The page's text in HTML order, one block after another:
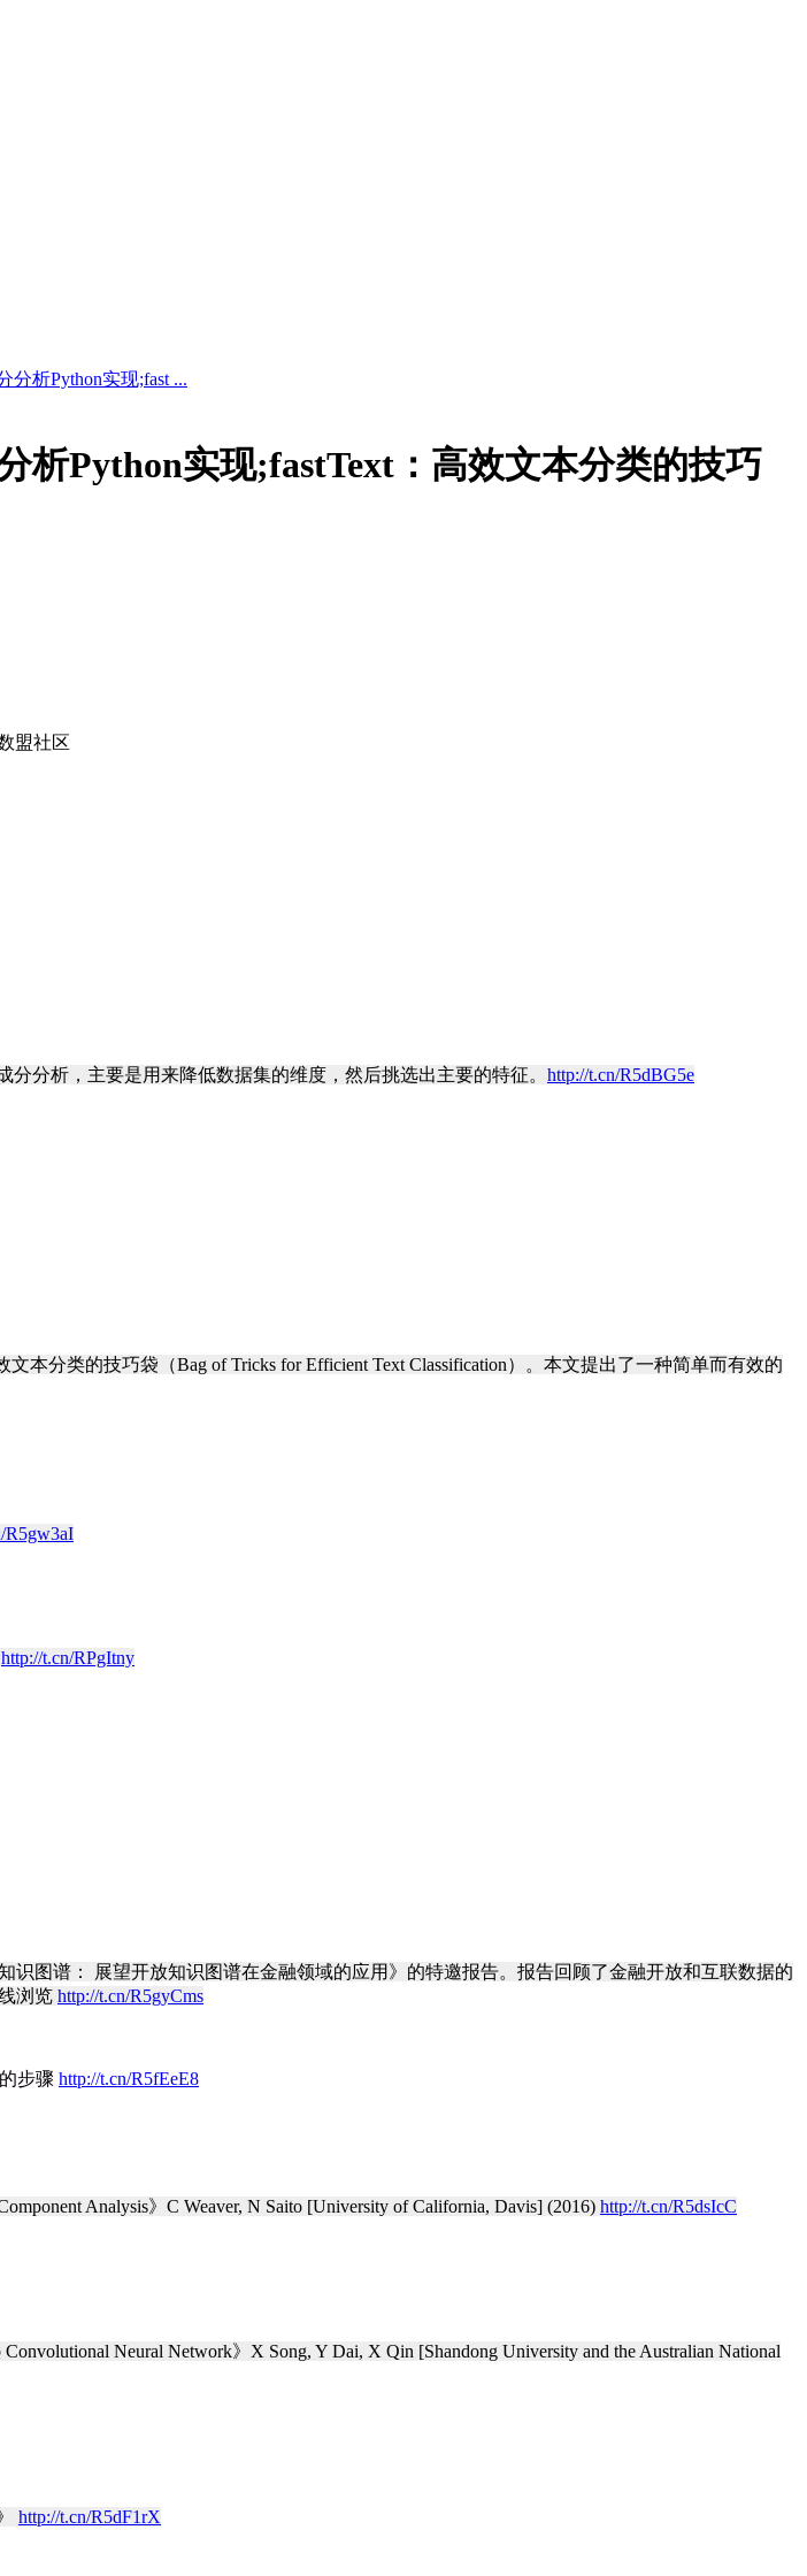
分析Python实现;fast ...
析Python实现;fastText：高效文本分类的技巧
盟社区
分分析，主要是用来降低数据集的维度，然后挑选出主要的特征。 http://t.cn/R5dBG5e
文本分类的技巧袋（Bag of Tricks for Efficient Text Classification）。本文提出了一种简单而有效的
R5gw3aI
http://t.cn/RPgItny
识图谱： 展望开放知识图谱在金融领域的应用》的特邀报告。报告回顾了金融开放和互联数据的
浏览 http://t.cn/R5gyCms
步骤 http://t.cn/R5fEeE8
Analysis》C Weaver, N Saito [University of California, Davis] (2016) http://t.cn/R5dsIcC
Convolutional Neural Network》X Song, Y Dai, X Qin [Shandong University and the Australian National
http://t.cn/R5dF1rX